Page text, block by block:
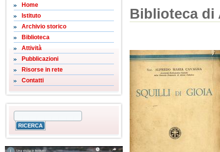
Home
Istituto
Archivio storico
Biblioteca
Attività
Pubblicazioni
Risorse in rete
Contatti
Biblioteca di